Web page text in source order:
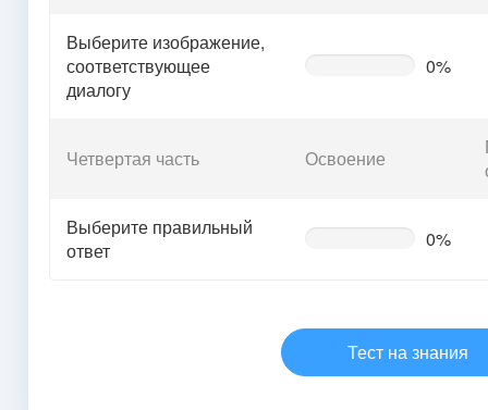
Выберите изображение,
соответствующее
диалогу
0%
Четвертая часть Освоение
Выберите правильный
ответ
0%
Тест на знания